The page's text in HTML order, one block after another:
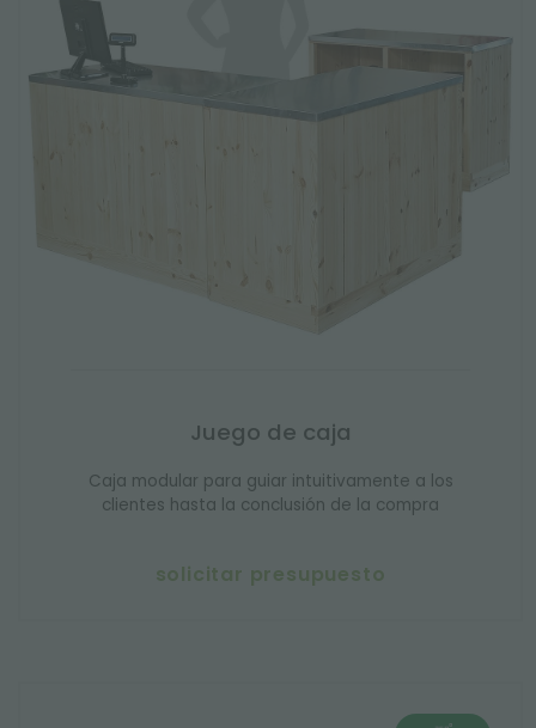
Juego de caja
Caja modular para guiar intuitivamente a los
clientes hasta la conclusión de la compra
solicitar presupuesto